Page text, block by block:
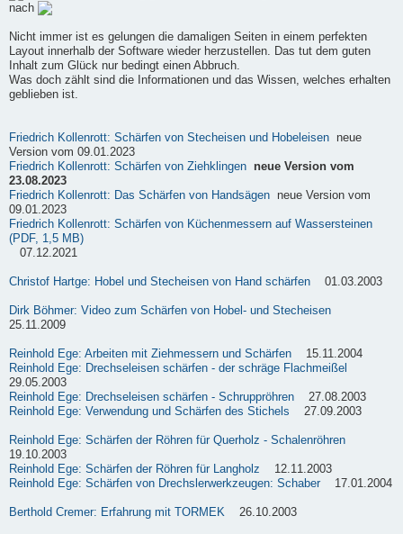
nach
Nicht immer ist es gelungen die damaligen Seiten in einem perfekten
Layout innerhalb der Software wieder herzustellen. Das tut dem guten
Inhalt zum Glück nur bedingt einen Abbruch.
Was doch zählt sind die Informationen und das Wissen, welches erhalten
geblieben ist.
Friedrich Kollenrott: Schärfen von Stecheisen und Hobeleisen neue
Version vom 09.01.2023
Friedrich Kollenrott: Schärfen von Ziehklingen
neue Version vom
23.08.2023
Friedrich Kollenrott: Das Schärfen von Handsägen neue Version vom
09.01.2023
Friedrich Kollenrott: Schärfen von Küchenmessern auf Wassersteinen
(PDF, 1,5 MB)
07.12.2021
Christof Hartge: Hobel und Stecheisen von Hand schärfen 01.03.2003
Dirk Böhmer: Video zum Schärfen von Hobel- und Stecheisen
25.11.2009
Reinhold Ege: Arbeiten mit Ziehmessern und Schärfen 15.11.2004
Reinhold Ege: Drechseleisen schärfen - der schräge Flachmeißel
29.05.2003
Reinhold Ege: Drechseleisen schärfen - Schruppröhren 27.08.2003
Reinhold Ege: Verwendung und Schärfen des Stichels 27.09.2003
Reinhold Ege: Schärfen der Röhren für Querholz - Schalenröhren
19.10.2003
Reinhold Ege: Schärfen der Röhren für Langholz 12.11.2003
Reinhold Ege: Schärfen von Drechslerwerkzeugen: Schaber 17.01.2004
Berthold Cremer: Erfahrung mit TORMEK 26.10.2003